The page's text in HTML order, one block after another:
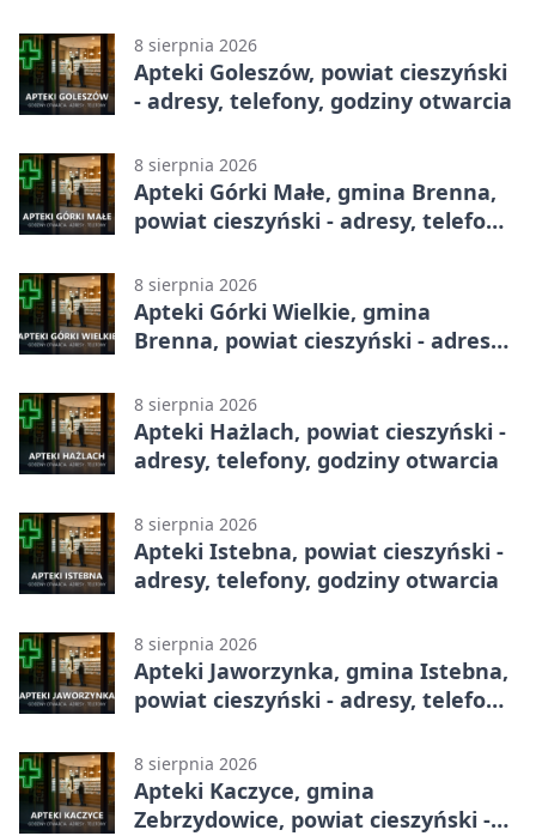
8 sierpnia 2026
Apteki Goleszów, powiat cieszyński
- adresy, telefony, godziny otwarcia
8 sierpnia 2026
Apteki Górki Małe, gmina Brenna,
powiat cieszyński - adresy, telefony,
8 sierpnia 2026
Apteki Górki Wielkie, gmina
Brenna, powiat cieszyński - adresy,
8 sierpnia 2026
Apteki Hażlach, powiat cieszyński -
adresy, telefony, godziny otwarcia
8 sierpnia 2026
Apteki Istebna, powiat cieszyński -
adresy, telefony, godziny otwarcia
8 sierpnia 2026
Apteki Jaworzynka, gmina Istebna,
powiat cieszyński - adresy, telefony,
8 sierpnia 2026
Apteki Kaczyce, gmina
Zebrzydowice, powiat cieszyński -